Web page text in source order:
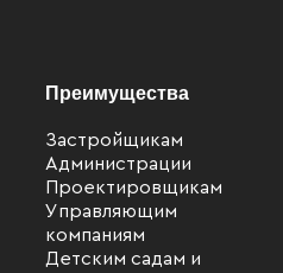
Преимущества
Застройщикам
Администрации
Проектировщикам
Управляющим
компаниям
Детским садам и
для улучшения
и обслуживания.